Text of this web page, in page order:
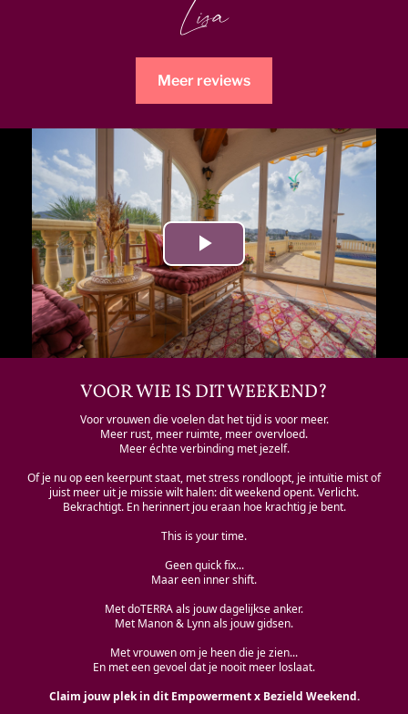
Lisa
Meer reviews
Play
Video
VOOR WIE IS DIT WEEKEND?
Voor vrouwen die voelen dat het tijd is voor meer.
Meer rust, meer ruimte, meer overvloed.
Meer échte verbinding met jezelf.
Of je nu op een keerpunt staat, met stress rondloopt, je intuïtie mist of
juist meer uit je missie wilt halen: dit weekend opent. Verlicht.
Bekrachtigt. En herinnert jou eraan hoe krachtig je bent.
This is your time.
Geen quick fix...
Maar een inner shift.
Met doTERRA als jouw dagelijkse anker.
Met Manon & Lynn als jouw gidsen.
Met vrouwen om je heen die je zien...
En met een gevoel dat je nooit meer loslaat.
Claim jouw plek in dit Empowerment x Bezield Weekend.